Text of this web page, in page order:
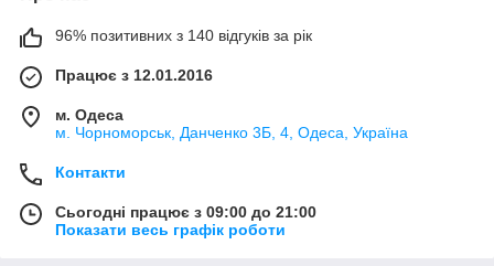
96% позитивних з 140 відгуків за рік
Працює з 12.01.2016
м. Одеса
м. Чорноморськ, Данченко 3Б, 4, Одеса, Україна
Контакти
Сьогодні працює з 09:00 до 21:00
Показати весь графік роботи